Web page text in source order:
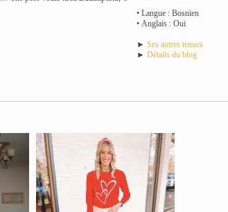
• Langue : Bosnien
• Anglais : Oui
► Ses autres tenues
► Détails du blog